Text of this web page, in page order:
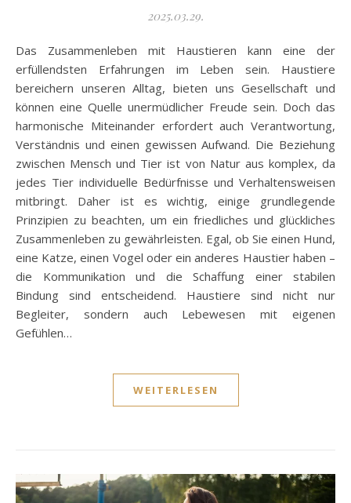
2025.03.29.
Das Zusammenleben mit Haustieren kann eine der
erfüllendsten Erfahrungen im Leben sein. Haustiere
bereichern unseren Alltag, bieten uns Gesellschaft und
können eine Quelle unermüdlicher Freude sein. Doch das
harmonische Miteinander erfordert auch Verantwortung,
Verständnis und einen gewissen Aufwand. Die Beziehung
zwischen Mensch und Tier ist von Natur aus komplex, da
jedes Tier individuelle Bedürfnisse und Verhaltensweisen
mitbringt. Daher ist es wichtig, einige grundlegende
Prinzipien zu beachten, um ein friedliches und glückliches
Zusammenleben zu gewährleisten. Egal, ob Sie einen Hund,
eine Katze, einen Vogel oder ein anderes Haustier haben –
die Kommunikation und die Schaffung einer stabilen
Bindung sind entscheidend. Haustiere sind nicht nur
Begleiter, sondern auch Lebewesen mit eigenen
Gefühlen…
WEITERLESEN